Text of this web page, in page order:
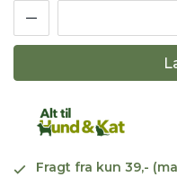
Fragt fra kun 39,-